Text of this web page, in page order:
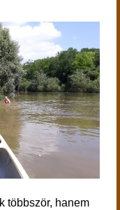
többször, hanem